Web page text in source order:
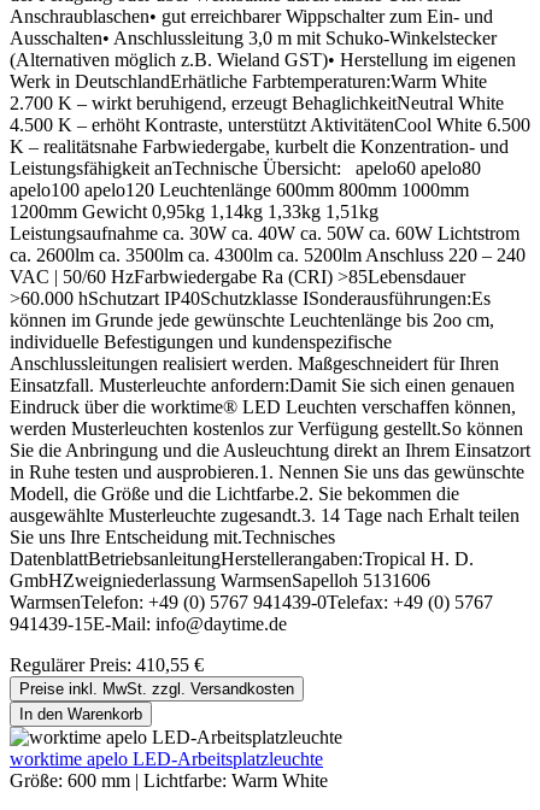
Anschraublaschen• gut erreichbarer Wippschalter zum Ein- und
Ausschalten• Anschlussleitung 3,0 m mit Schuko-Winkelstecker
(Alternativen möglich z.B. Wieland GST)• Herstellung im eigenen
Werk in DeutschlandErhätliche Farbtemperaturen:Warm White
2.700 K – wirkt beruhigend, erzeugt BehaglichkeitNeutral White
4.500 K – erhöht Kontraste, unterstützt AktivitätenCool White 6.500
K – realitätsnahe Farbwiedergabe, kurbelt die Konzentration- und
Leistungsfähigkeit anTechnische Übersicht: apelo60 apelo80
apelo100 apelo120 Leuchtenlänge 600mm 800mm 1000mm
1200mm Gewicht 0,95kg 1,14kg 1,33kg 1,51kg
Leistungsaufnahme ca. 30W ca. 40W ca. 50W ca. 60W Lichtstrom
ca. 2600lm ca. 3500lm ca. 4300lm ca. 5200lm Anschluss 220 – 240
VAC | 50/60 HzFarbwiedergabe Ra (CRI) >85Lebensdauer
>60.000 hSchutzart IP40Schutzklasse ISonderausführungen:Es
können im Grunde jede gewünschte Leuchtenlänge bis 2oo cm,
individuelle Befestigungen und kundenspezifische
Anschlussleitungen realisiert werden. Maßgeschneidert für Ihren
Einsatzfall. Musterleuchte anfordern:Damit Sie sich einen genauen
Eindruck über die worktime® LED Leuchten verschaffen können,
werden Musterleuchten kostenlos zur Verfügung gestellt.So können
Sie die Anbringung und die Ausleuchtung direkt an Ihrem Einsatzort
in Ruhe testen und ausprobieren.1. Nennen Sie uns das gewünschte
Modell, die Größe und die Lichtfarbe.2. Sie bekommen die
ausgewählte Musterleuchte zugesandt.3. 14 Tage nach Erhalt teilen
Sie uns Ihre Entscheidung mit.Technisches
DatenblattBetriebsanleitungHerstellerangaben:Tropical H. D.
GmbHZweigniederlassung WarmsenSapelloh 5131606
WarmsenTelefon: +49 (0) 5767 941439-0Telefax: +49 (0) 5767
941439-15E-Mail: info@daytime.de
Regulärer Preis: 410,55 €
Preise inkl. MwSt. zzgl. Versandkosten
In den Warenkorb
worktime apelo LED-Arbeitsplatzleuchte
Größe: 600 mm | Lichtfarbe: Warm White